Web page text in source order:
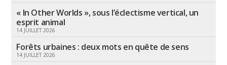
« In Other Worlds », sous l’éclectisme vertical, un
esprit animal
14 JUILLET 2026
Forêts urbaines : deux mots en quête de sens
14 JUILLET 2026